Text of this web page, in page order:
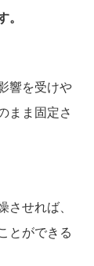
。
響を受けや
まま固定さ
させれば、
とができる